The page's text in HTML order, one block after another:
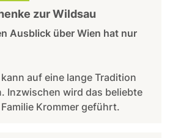
zur Wildsau
Ausblick über Wien hat nur
auf eine lange Tradition
Inzwischen wird das beliebte
Krommer geführt.